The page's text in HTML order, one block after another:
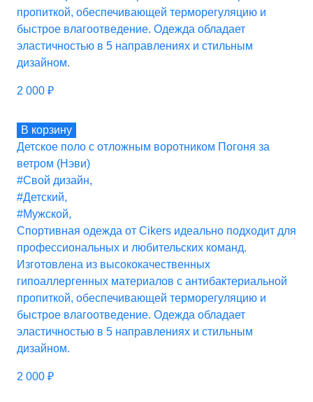
пропиткой, обеспечивающей терморегуляцию и
быстрое влагоотведение. Одежда обладает
эластичностью в 5 направлениях и стильным
дизайном.
2 000 ₽
В корзину
Детское поло с отложным воротником Погоня за
ветром (Нэви)
#Свой дизайн,
#Детский,
#Мужской,
Спортивная одежда от Cikers идеально подходит для
профессиональных и любительских команд.
Изготовлена из высококачественных
гипоаллергенных материалов с антибактериальной
пропиткой, обеспечивающей терморегуляцию и
быстрое влагоотведение. Одежда обладает
эластичностью в 5 направлениях и стильным
дизайном.
2 000 ₽